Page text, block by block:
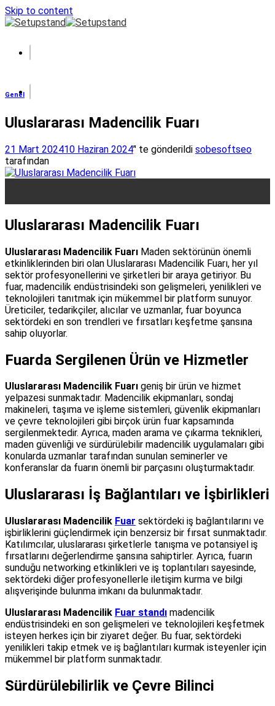
Skip to content
Genel
Uluslararası Madencilik Fuarı
21 Mart 202410 Haziran 2024’' te gönderildi sobesoftseo
tarafından
Uluslararası Madencilik Fuarı
Uluslararası Madencilik Fuarı Maden sektörünün önemli
etkinliklerinden biri olan Uluslararası Madencilik Fuarı, her yıl
sektör profesyonellerini ve şirketleri bir araya getiriyor. Bu
fuar, madencilik endüstrisindeki son gelişmeleri, yenilikleri ve
teknolojileri tanıtmak için mükemmel bir platform sunuyor.
Üreticiler, tedarikçiler, alıcılar ve uzmanlar, fuar boyunca
sektördeki en son trendleri ve fırsatları keşfetme şansına
sahip oluyorlar.
Fuarda Sergilenen Ürün ve Hizmetler
Uluslararası Madencilik Fuarı geniş bir ürün ve hizmet
yelpazesi sunmaktadır. Madencilik ekipmanları, sondaj
makineleri, taşıma ve işleme sistemleri, güvenlik ekipmanları
ve çevre teknolojileri gibi birçok ürün fuar kapsamında
sergilenmektedir. Ayrıca, maden arama ve çıkarma teknikleri,
maden güvenliği ve sürdürülebilir madencilik uygulamaları gibi
konularda uzmanlar tarafından sunulan seminerler ve
konferanslar da fuarın önemli bir parçasını oluşturmaktadır.
Uluslararası İş Bağlantıları ve İşbirlikleri
Uluslararası Madencilik Fuar sektördeki iş bağlantılarını ve
işbirliklerini güçlendirmek için benzersiz bir fırsat sunmaktadır.
Katılımcılar, uluslararası şirketlerle tanışma ve potansiyel iş
fırsatlarını değerlendirme şansına sahiptirler. Ayrıca, fuarın
sunduğu networking etkinlikleri ve iş toplantıları sayesinde,
sektördeki diğer profesyonellerle iletişim kurma ve bilgi
alışverişinde bulunma imkanı da bulunmaktadır.
Uluslararası Madencilik Fuar standı madencilik
endüstrisindeki en son gelişmeleri ve teknolojileri keşfetmek
isteyen herkes için bir ziyaret değer. Bu fuar, sektördeki
yenilikleri takip etmek ve iş bağlantıları kurmak isteyenler için
mükemmel bir platform sunmaktadır.
Sürdürülebilirlik ve Çevre Bilinci